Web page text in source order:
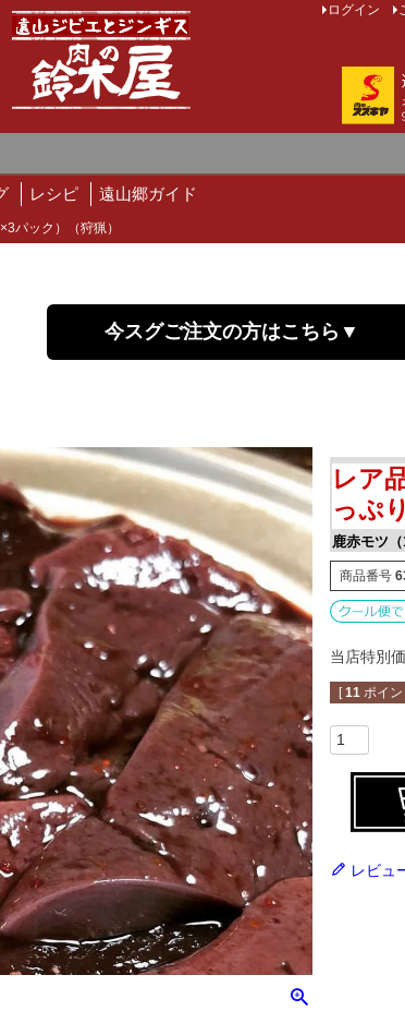
ログイン
レシピ 遠山郷ガイド
パック）（狩猟）
今スグご注文の方はこちら▼
レア
っぷ
鹿赤モツ
商品番号
当店特別
[ 11 ポイ
レビュ